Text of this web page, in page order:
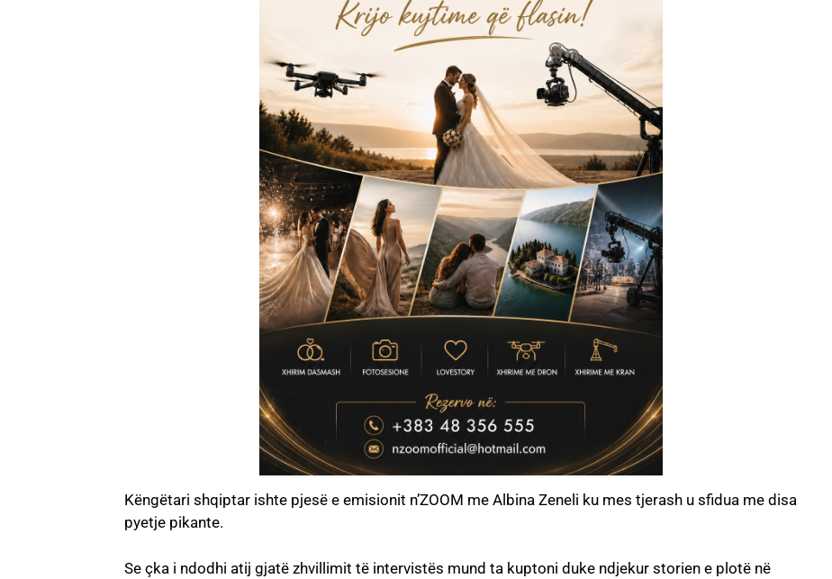
Këngëtari shqiptar ishte pjesë e emisionit n’ZOOM me Albina Zeneli ku mes tjerash u sfidua me disa
pyetje pikante.
Se çka i ndodhi atij gjatë zhvillimit të intervistës mund ta kuptoni duke ndjekur storien e plotë në